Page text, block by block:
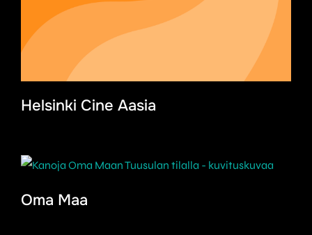
Helsinki Cine Aasia
Oma Maa